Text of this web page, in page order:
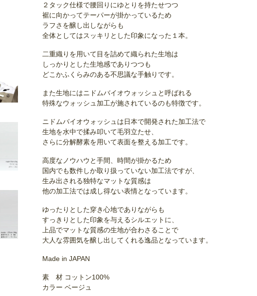
２タック仕様で腰回りにゆとりを持たせつつ
裾に向かってテーパーが掛かっているため
ラフさを醸し出しながらも
全体としてはスッキリとした印象になった１本。
二重織りを用いて目を詰めて織られた生地は
しっかりとした生地感でありつつも
どこかふくらみのある不思議な手触りです。
また生地にはニドムバイオウォッシュと呼ばれる
特殊なウォッシュ加工が施されているのも特徴です。
ニドムバイオウォッシュは日本で開発された加工法で
生地を水中で揉み叩いて毛羽立たせ、
さらに分解酵素を用いて表面を整える加工です。
高度なノウハウと手間、時間が掛かるため
国内でも数件しか取り扱っていない加工法ですが、
生み出される独特なマットな質感は
他の加工法では成し得ない表情となっています。
ゆったりとした穿き心地でありながらも
すっきりとした印象を与えるシルエットに、
上品でマットな質感の生地が合わさることで
大人な雰囲気を醸し出してくれる逸品となっています。
Made in JAPAN
素 材 コットン100%
カラー ベージュ